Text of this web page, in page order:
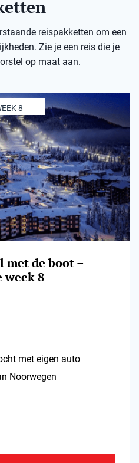
reispakketten om een
Zie je een reis die je
op maat aan.
8
de boot –
week 8
met eigen auto
Noorwegen